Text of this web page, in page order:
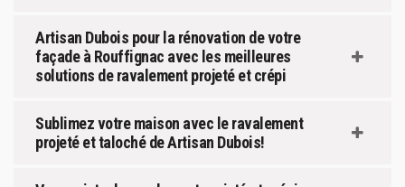
Artisan Dubois pour la rénovation de votre
façade à Rouffignac avec les meilleures
solutions de ravalement projeté et crépi
Sublimez votre maison avec le ravalement
projeté et taloché de Artisan Dubois!